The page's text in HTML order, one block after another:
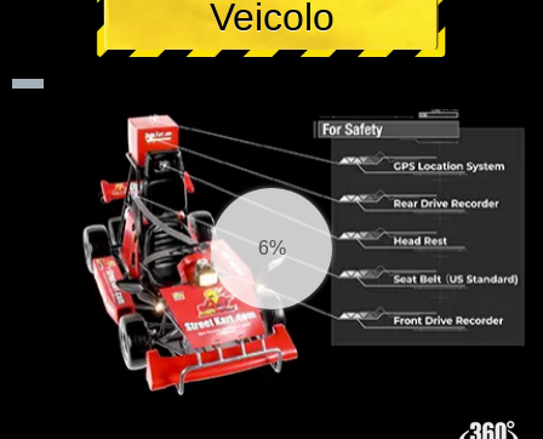
Veicolo
6%